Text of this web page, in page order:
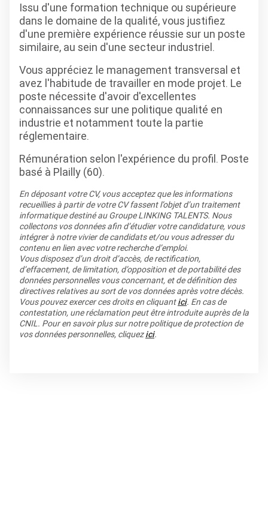
Issu d'une formation technique ou supérieure
dans le domaine de la qualité, vous justifiez
d'une première expérience réussie sur un poste
similaire, au sein d'une secteur industriel.
Vous appréciez le management transversal et
avez l'habitude de travailler en mode projet. Le
poste nécessite d'avoir d'excellentes
connaissances sur une politique qualité en
industrie et notamment toute la partie
réglementaire.
Rémunération selon l'expérience du profil. Poste
basé à Plailly (60).
En déposant votre CV, vous acceptez que les informations
recueillies à partir de votre CV fassent l’objet d’un traitement
informatique destiné au Groupe LINKING TALENTS. Nous
collectons vos données afin d’étudier votre candidature, vous
intégrer à notre vivier de candidats et/ou vous adresser du
contenu en lien avec votre recherche d’emploi.
Vous disposez d’un droit d’accès, de rectification,
d’effacement, de limitation, d’opposition et de portabilité des
données personnelles vous concernant, et de définition des
directives relatives au sort de vos données après votre décès.
Vous pouvez exercer ces droits en cliquantici. En cas de
contestation, une réclamation peut être introduite auprès de la
CNIL. Pour en savoir plus sur notre politique de protection de
vos données personnelles, cliquezici.